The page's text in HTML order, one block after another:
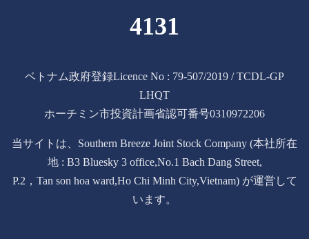
4131
ベトナム政府登録Licence No : 79-507/2019 / TCDL-GP
LHQT
ホーチミン市投資計画省認可番号0310972206
当サイトは、Southern Breeze Joint Stock Company (本社所在
地 : B3 Bluesky 3 office,No.1 Bach Dang Street,
P.2，Tan son hoa ward,Ho Chi Minh City,Vietnam) が運営して
います。